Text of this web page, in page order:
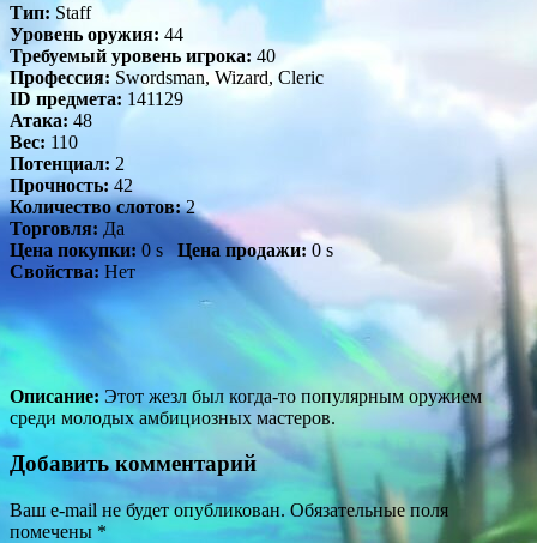
Тип: Staff
Уровень оружия: 44
Требуемый уровень игрока: 40
Профессия: Swordsman, Wizard, Cleric
ID предмета: 141129
Атака: 48
Вес: 110
Потенциал: 2
Прочность: 42
Количество слотов:2
Торговля: Да
Цена покупки: 0 s Цена продажи: 0 s
Свойства: Нет
Описание: Этот жезл был когда-то популярным оружием
среди молодых амбициозных мастеров.
Добавить комментарий
Ваш e-mail не будет опубликован. Обязательные поля
помечены *